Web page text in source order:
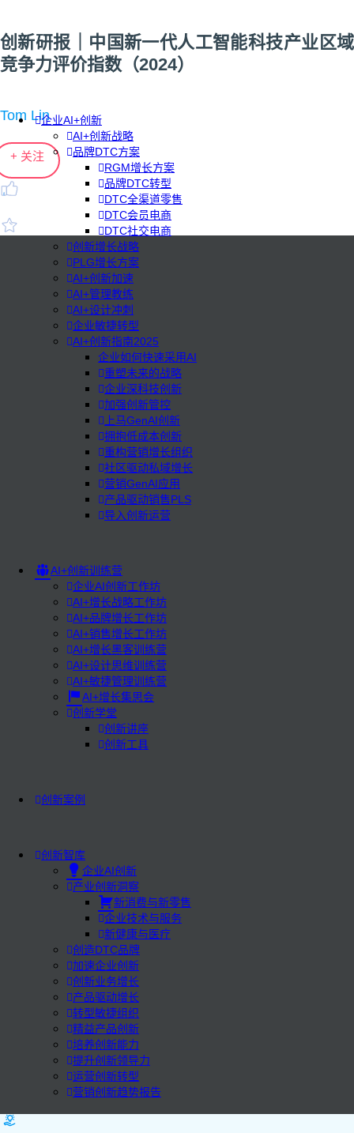
企业AI+创新
AI+创新战略
品牌DTC方案
RGM增长方案
品牌DTC转型
DTC全渠道零售
DTC会员电商
DTC社交电商
创新增长战略
PLG增长方案
AI+创新加速
AI+管理教练
AI+设计冲刺
企业敏捷转型
AI+创新指南2025
企业如何快速采用AI
重塑未来的战略
企业深科技创新
加强创新管控
上马GenAI创新
拥抱低成本创新
重构营销增长组织
社区驱动私域增长
营销GenAI应用
产品驱动销售PLS
导入创新运营
AI+创新训练营
企业AI创新工作坊
AI+增长战略工作坊
AI+品牌增长工作坊
AI+销售增长工作坊
AI+增长黑客训练营
AI+设计思维训练营
AI+敏捷管理训练营
AI+增长集思会
创新学堂
创新讲座
创新工具
创新案例
创新智库
企业AI创新
产业创新洞察
新消费与新零售
企业技术与服务
新健康与医疗
创造DTC品牌
加速企业创新
创新业务增长
产品驱动增长
转型敏捷组织
精益产品创新
培养创新能力
提升创新领导力
运营创新转型
营销创新趋势报告
创新研报｜中国新一代人工智能科技产业区域
竞争力评价指数（2024）
Tom Lin
+ 关注